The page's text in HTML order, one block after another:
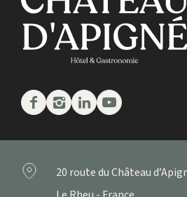
Facebook
Instagram
LinkedinYoutube
20 route du Château